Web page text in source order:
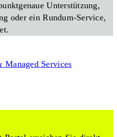
Unterstützung,
oder ein Rundum-Service,
Managed Services